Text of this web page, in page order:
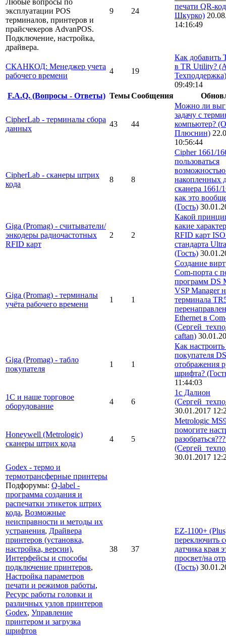
Любые вопросы по
эксплуатации POS
терминалов, принтеров и
прайсчекеров AdvanPOS.
Подключение, настройка,
драйвера.
9 24
печати QR-
Шкурко)
14:16:49
СКАНКОД: Менеджер учета
рабочего времени
4 19
Как добавить
в TR Utility?
Техподдержка)
09:49:14
F.A.Q. (Вопросы - Ответы) ТемыСообщения
CipherLab - терминалы сбора
данных
43 44
Можно ли
задачу с
компьютер?
Плюснин)
10:56:44
CipherLab - сканеры штрих
кода
8 8
Cipher 1661/
пользоваться
накопленных
сканера
как это
(Гость)
Giga (Promag) - cчитыватели/
энкодеры радиочастотных
RFID карт
2 2
Какой
какие
RFID карт
стандарта
(Гость)
Giga (Promag) - терминалы
учёта рабочего времени
1 1
Создание
Com-порта с
программ DS
VSP Manager
терминала
Ethernet в
caftan)
Giga (Promag) - табло
покупателя
1 1
Как настроить
покупателя
отображения
шрифта?
11:44:03
1С и наше торговое
оборудование
4 6
1c Далион
30.01.2017
Honeywell (Metrologic)
сканеры штрих кода
4 5
Metrologic
помогите
30.01.2017
Godex - термо и
термотрансферные принтеры
Подфорумы: Q-label -
программа создания и
распечатки этикеток штрих
кода, Возможные
неисправности и методы их
устранения, Драйвера
принтеров (установка,
настройка, версии),
Интерфейсы и способы
подключение принтеров,
Настройка параметров
печати и режимов работы,
Ресурс работы головки и
различных узлов принтеров
Godex, Управление
принтером и загрузка
шрифтов
38 37
EZ-1100+
переключить
датчика края
просвет/на
(Гость)